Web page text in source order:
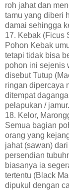
roh jahat dan
tamu yang diberi
damai sehingga
17. Kebak (Ficus
Pohon Kebak
tetapi tidak bisa
pohon ini sejenis
disebut Tutup
ringan dipercaya
ditempat
pelapukan / jamur.
18. Kelor,
Semua bagian
orang yang
jahat (sawan)
persendian
biasanya ia
tertentu (Black
dipukul dengan